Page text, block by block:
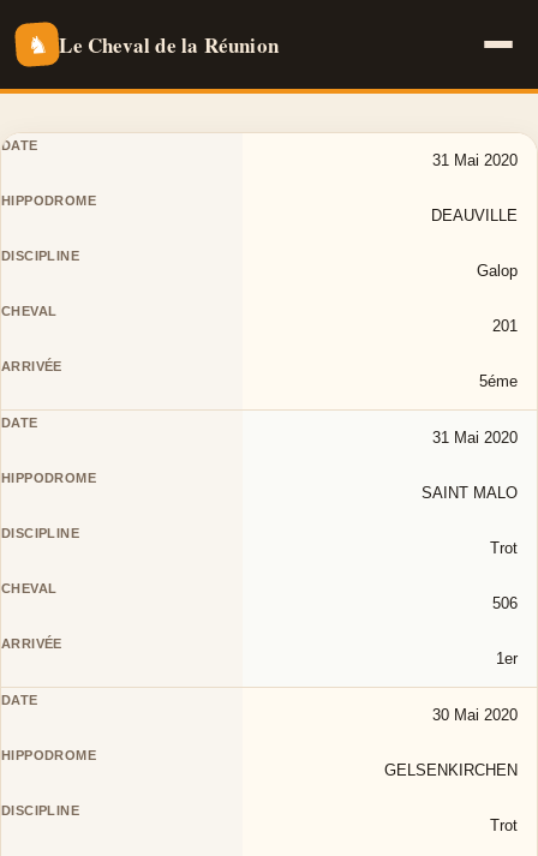
♞ Le Cheval de la Réunion
31 Mai 2020
DEAUVILLE
Galop
201
5éme
31 Mai 2020
SAINT MALO
Trot
506
1er
30 Mai 2020
GELSENKIRCHEN
Trot